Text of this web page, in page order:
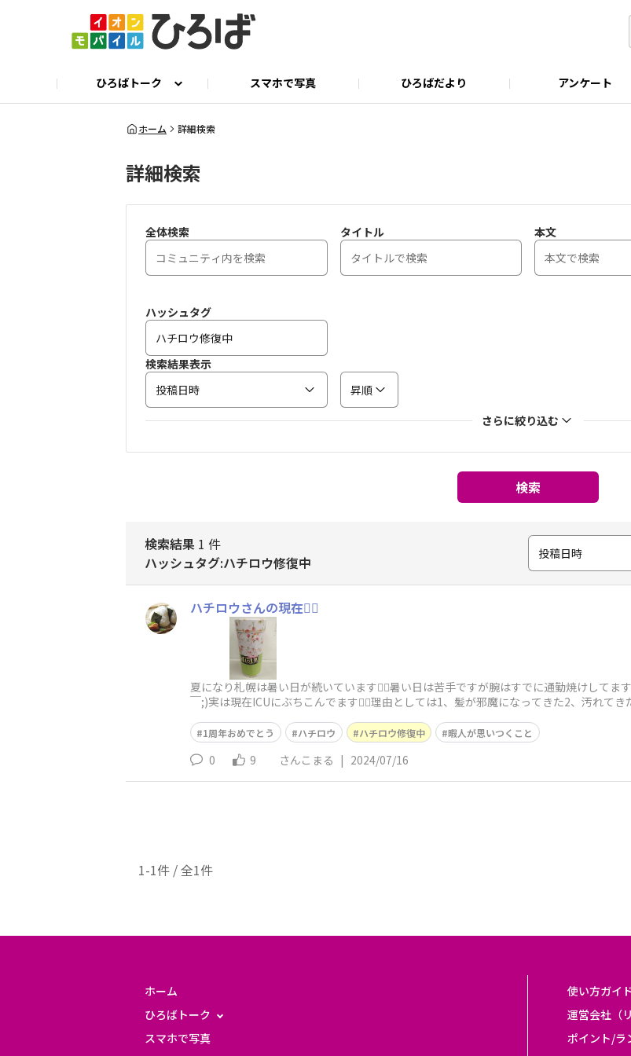
ひろばトーク
ひろばトーク
スマホで写真 ひろばだより アンケート
公式 X イオンモバイル公式サイト
ホーム 詳細検索
詳細検索
全体検索 タイトル 本文
ハッシュタグ
検索結果表示
投稿日時
昇順
さらに絞り込む
検索
検索結果 1 件
ハッシュタグ:ハチロウ修復中
投稿日時
ハチロウさんの現在🙇‍♀️
夏になり札幌は暑い日が続いています🙇‍♀️暑い日は苦手ですが腕はすでに通勤焼けして
￣;)実は現在ICUにぶちこんでます🙇‍♀️理由としては1、髪が邪魔になってきた2、汚れて
1周年おめでとう ハチロウ ハチロウ修復中 暇人が思いつくこと
0 9 さんこまる | 2024/07/16
1-1件 / 全1件
ホーム
ひろばトーク
スマホで写真
使い方ガイ
運営会社（
ポイント/ラ